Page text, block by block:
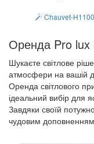
Chauvet-H1100
Оренда Pro lux
Шукаєте світлове
атмосфери на вашій
Оренда світлового
ідеальний вибір для
Завдяки своїй
чудовим